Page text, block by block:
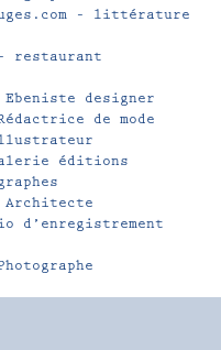
– littérature
restaurant
Ebeniste designer
de mode
éditions
Architecte
d’enregistrement